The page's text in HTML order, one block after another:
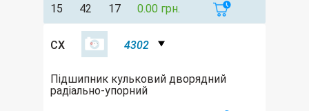
15 42 17 0.00 грн.
CX 4302
Підшипник кульковий дворядний
радіально-упорний